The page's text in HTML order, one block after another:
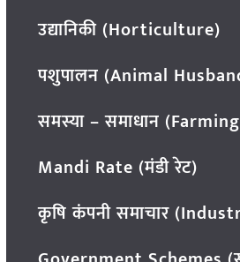
उद्यानिकी (Horticulture)
पशुपालन (Animal
समस्या – समाधान
Mandi Rate (मंडी रेट)
कृषि कंपनी समाचार